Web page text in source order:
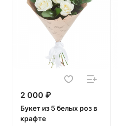
2 000 ₽
Букет из 5 белых роз в
крафте